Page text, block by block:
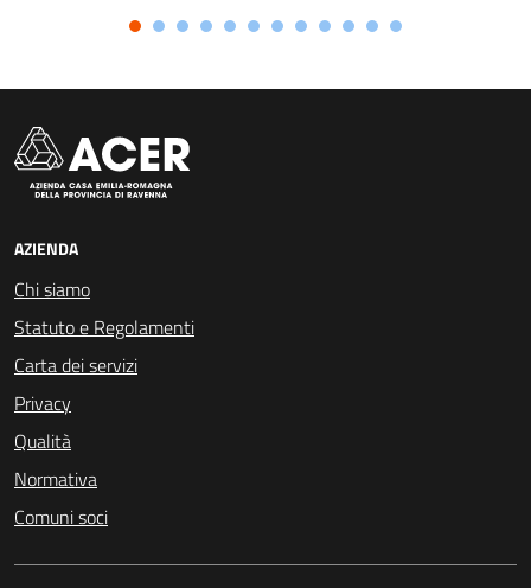
AZIENDA
Chi siamo
Statuto e Regolamenti
Carta dei servizi
Privacy
Qualità
Normativa
Comuni soci